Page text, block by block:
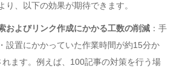
り、以下の効果が期待できます。
およびリンク作成にかかる工数の削減 ：手
設置にかかっていた作業時間が約15分か
ます。例えば、100記事の対策を行う場